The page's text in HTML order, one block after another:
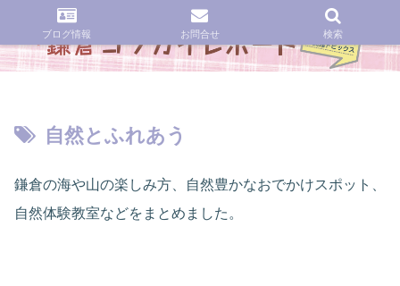
自然とふれあう
鎌倉の海や山の楽しみ方、自然豊かなおでかけスポット、
自然体験教室などをまとめました。
ブログ情報 お問合せ 検索